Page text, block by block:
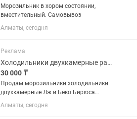
Морозильник в хором состоянии,
вместительный. Самовывоз
Алматы, сегодня
Реклама
Холодильники двухкамерные разные варианты и цены разные
30 000 ₸
Продам морозильники холодильники
двухкамерные Лж и Беко Бирюса
Индезит р-н аккент все работает
от30000 и выше
Алматы, сегодня